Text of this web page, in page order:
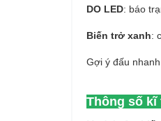
DO LED: báo
Biến trở xanh:
Gợi ý đấu
Thông số kĩ